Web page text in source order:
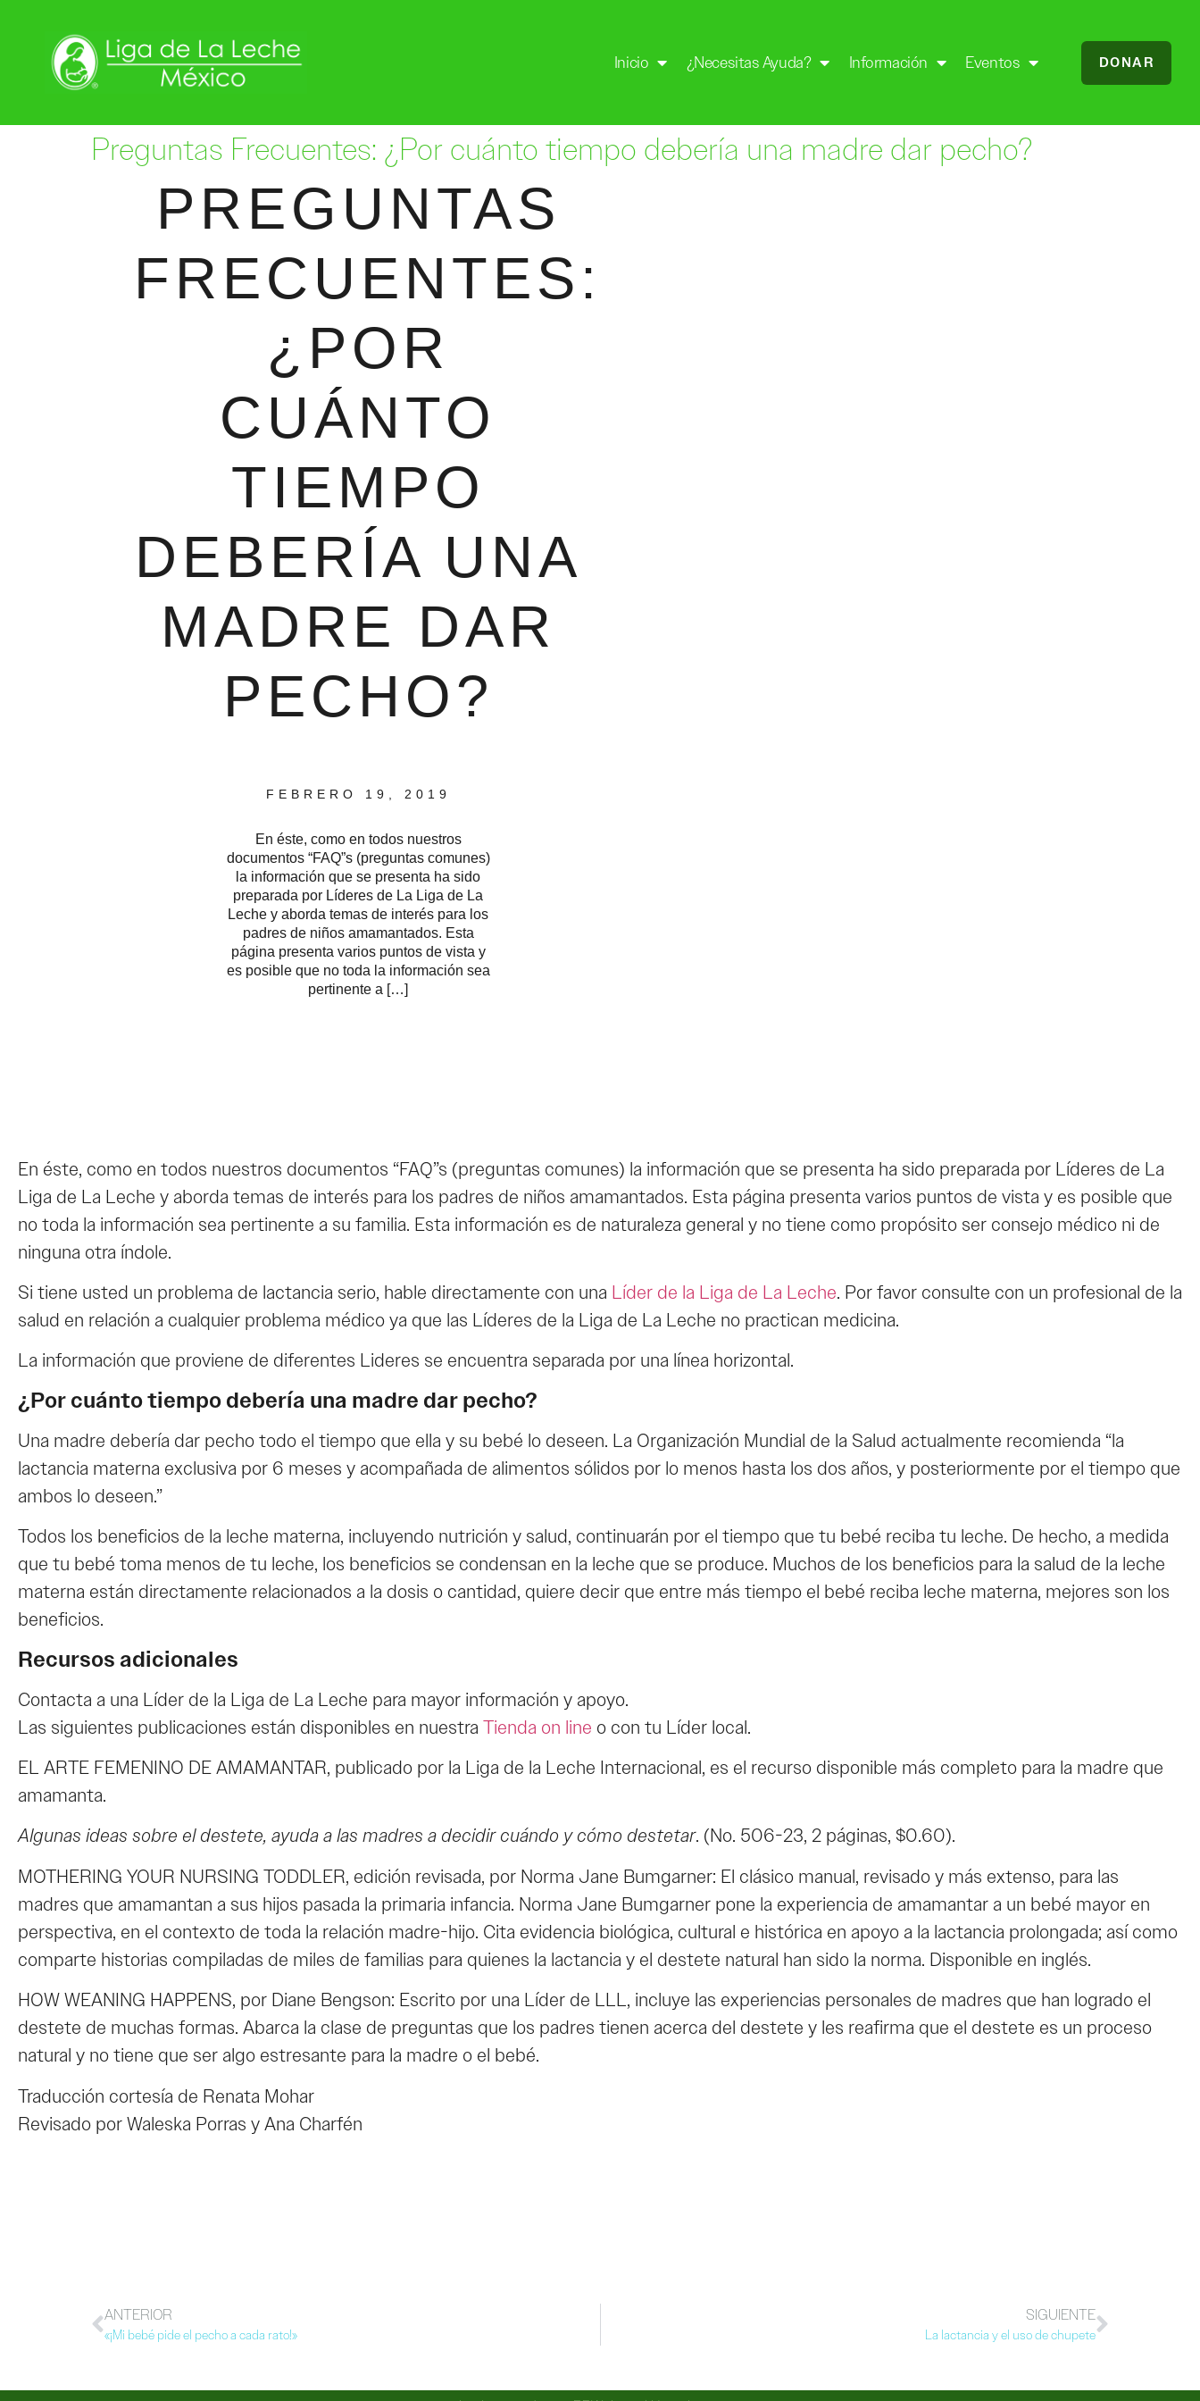
Inicio ¿Necesitas Ayuda? Información Eventos DONAR
Preguntas Frecuentes: ¿Por cuánto tiempo debería una madre dar pecho?
PREGUNTAS
FRECUENTES:
¿POR
CUÁNTO
TIEMPO
DEBERÍA UNA
MADRE DAR
PECHO?
FEBRERO 19, 2019
En éste, como en todos nuestros
documentos “FAQ”s (preguntas comunes)
la información que se presenta ha sido
preparada por Líderes de La Liga de La
Leche y aborda temas de interés para los
padres de niños amamantados. Esta
página presenta varios puntos de vista y
es posible que no toda la información sea
pertinente a […]
En éste, como en todos nuestros documentos “FAQ”s (preguntas comunes) la información que se presenta ha sido preparada por Líderes de La
Liga de La Leche y aborda temas de interés para los padres de niños amamantados. Esta página presenta varios puntos de vista y es posible que
no toda la información sea pertinente a su familia. Esta información es de naturaleza general y no tiene como propósito ser consejo médico ni de
ninguna otra índole.
Si tiene usted un problema de lactancia serio, hable directamente con una Líder de la Liga de La Leche. Por favor consulte con un profesional de la
salud en relación a cualquier problema médico ya que las Líderes de la Liga de La Leche no practican medicina.
La información que proviene de diferentes Lideres se encuentra separada por una línea horizontal.
¿Por cuánto tiempo debería una madre dar pecho?
Una madre debería dar pecho todo el tiempo que ella y su bebé lo deseen. La Organización Mundial de la Salud actualmente recomienda “la
lactancia materna exclusiva por 6 meses y acompañada de alimentos sólidos por lo menos hasta los dos años, y posteriormente por el tiempo que
ambos lo deseen.”
Todos los beneficios de la leche materna, incluyendo nutrición y salud, continuarán por el tiempo que tu bebé reciba tu leche. De hecho, a medida
que tu bebé toma menos de tu leche, los beneficios se condensan en la leche que se produce. Muchos de los beneficios para la salud de la leche
materna están directamente relacionados a la dosis o cantidad, quiere decir que entre más tiempo el bebé reciba leche materna, mejores son los
beneficios.
Recursos adicionales
Contacta a una Líder de la Liga de La Leche para mayor información y apoyo.
Las siguientes publicaciones están disponibles en nuestra Tienda on line o con tu Líder local.
EL ARTE FEMENINO DE AMAMANTAR, publicado por la Liga de la Leche Internacional, es el recurso disponible más completo para la madre que
amamanta.
Algunas ideas sobre el destete, ayuda a las madres a decidir cuándo y cómo destetar. (No. 506-23, 2 páginas, $0.60).
MOTHERING YOUR NURSING TODDLER, edición revisada, por Norma Jane Bumgarner: El clásico manual, revisado y más extenso, para las
madres que amamantan a sus hijos pasada la primaria infancia. Norma Jane Bumgarner pone la experiencia de amamantar a un bebé mayor en
perspectiva, en el contexto de toda la relación madre-hijo. Cita evidencia biológica, cultural e histórica en apoyo a la lactancia prolongada; así como
comparte historias compiladas de miles de familias para quienes la lactancia y el destete natural han sido la norma. Disponible en inglés.
HOW WEANING HAPPENS, por Diane Bengson: Escrito por una Líder de LLL, incluye las experiencias personales de madres que han logrado el
destete de muchas formas. Abarca la clase de preguntas que los padres tienen acerca del destete y les reafirma que el destete es un proceso
natural y no tiene que ser algo estresante para la madre o el bebé.
Traducción cortesía de Renata Mohar
Revisado por Waleska Porras y Ana Charfén
ANTERIOR
«¡Mi bebé pide el pecho a cada rato!»
SIGUIENTE
La lactancia y el uso de chupete